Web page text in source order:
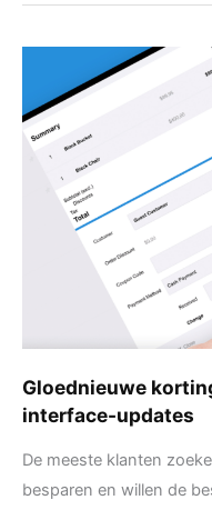
Gloednieuwe
interface-updates
De meeste klanten
besparen en willen de
kortingsfunctionaliteit
en
interface-
updates